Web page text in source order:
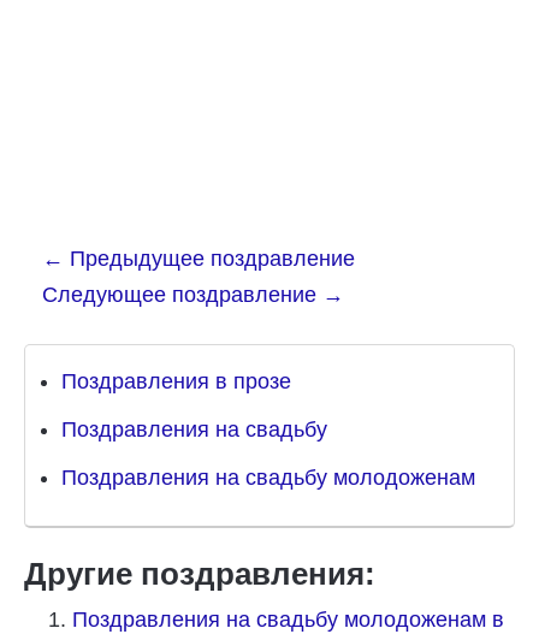
← Предыдущее поздравление
Следующее поздравление →
Поздравления в прозе
Поздравления на свадьбу
Поздравления на свадьбу молодоженам
Другие поздравления:
Поздравления на свадьбу молодоженам в